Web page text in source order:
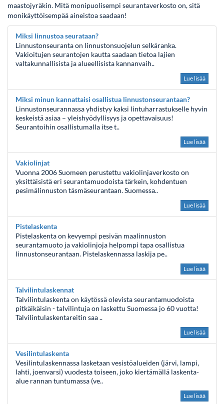
maastojyräkin. Mitä monipuolisempi seurantaverkosto on, sitä
monikäyttöisempää aineistoa saadaan!
Miksi linnustoa seurataan?
Linnustonseuranta on linnustonsuojelun selkäranka.
Vakioitujen seurantojen kautta saadaan tietoa lajien
valtakunnallisista ja alueellisista kannanvaih..
Lue lisää
Miksi minun kannattaisi osallistua linnustonseurantaan?
Linnustonseurannassa yhdistyy kaksi lintuharrastukselle hyvin
keskeistä asiaa – yleishyödyllisyys ja opettavaisuus!
Seurantoihin osallistumalla itse t..
Lue lisää
Vakiolinjat
Vuonna 2006 Suomeen perustettu vakiolinjaverkosto on
yksittäisistä eri seurantamuodoista tärkein, kohdentuen
pesimälinnuston täsmäseurantaan. Suomessa..
Lue lisää
Pistelaskenta
Pistelaskenta on kevyempi pesivän maalinnuston
seurantamuoto ja vakiolinjoja helpompi tapa osallistua
linnustonseurantaan. Pistelaskennassa laskija pe..
Lue lisää
Talvilintulaskennat
Talvilintulaskenta on käytössä olevista seurantamuodoista
pitkäikäisin - talvilintuja on laskettu Suomessa jo 60 vuotta!
Talvilintulaskentareitin saa ..
Lue lisää
Vesilintulaskenta
Vesilintulaskennassa lasketaan vesistöalueiden (järvi, lampi,
lahti, joenvarsi) vuodesta toiseen, joko kiertämällä laskenta-
alue rannan tuntumassa (ve..
Lue lisää